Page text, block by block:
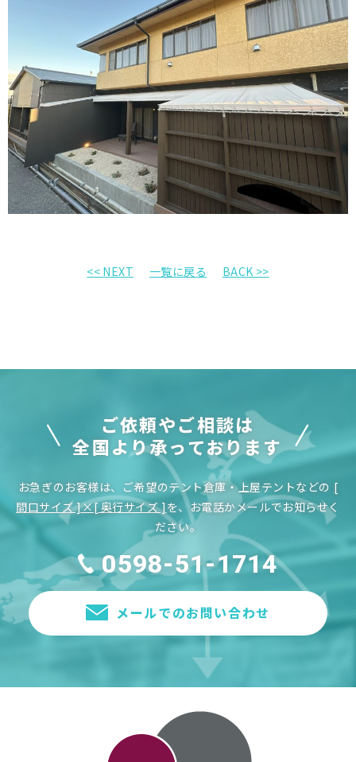
<< NEXT 一覧に戻る BACK >>
ご依頼やご相談は
全国より承っております
お急ぎのお客様は、ご希望のテント倉庫・上屋テントなどの [
間口サイズ ]×[ 奥行サイズ ]を、お電話かメールでお知らせく
ださい。
0598-51-1714
メールでのお問い合わせ